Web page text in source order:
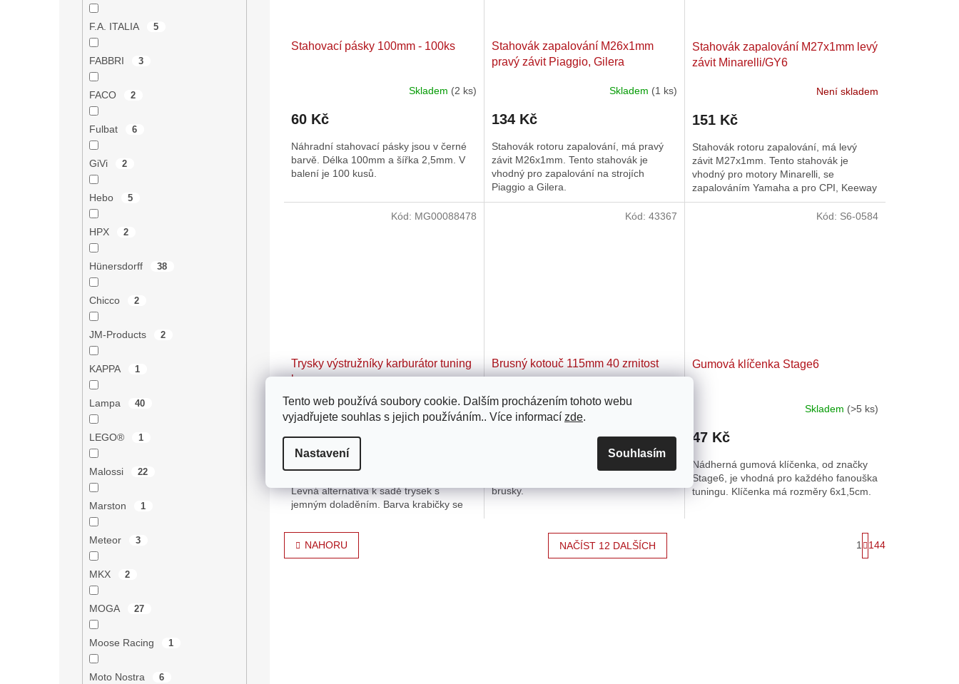
Tento web používá soubory cookie. Dalším procházením tohoto webu
vyjadřujete souhlas s jejich používáním.. Více informací zde.
Nastavení Souhlasím
F.A. ITALIA 5
FABBRI 3
FACO 2
Fulbat 6
GiVi 2
Hebo 5
HPX 2
Hünersdorff 38
Chicco 2
JM-Products 2
KAPPA 1
Lampa 40
LEGO® 1
Malossi 22
Marston 1
Meteor 3
MKX 2
MOGA 27
Moose Racing 1
Moto Nostra 6
Stahovací pásky 100mm - 100ks
Skladem (2 ks)
60 Kč
Náhradní stahovací pásky jsou v černé
barvě. Délka 100mm a šířka 2,5mm. V
balení je 100 kusů.
Stahovák zapalování M26x1mm
pravý závit Piaggio, Gilera
produktu
4,0
z
5
hvězdiček.
Skladem (1 ks)
134 Kč
Stahovák rotoru zapalování, má pravý
závit M26x1mm. Tento stahovák je
vhodný pro zapalování na strojích
Piaggio a Gilera.
Stahovák zapalování M27x1mm levý
závit Minarelli/GY6
Není skladem
151 Kč
Stahovák rotoru zapalování, má levý
závit M27x1mm. Tento stahovák je
vhodný pro motory Minarelli, se
zapalováním Yamaha a pro CPI, Keeway
a další čínské 2T repliky motoru...
Trysky výstružníky karburátor tuning
box
Skladem u dodavatele
159 Kč
Levná alternativa k sadě trysek s
jemným doladěním. Barva krabičky se
Kód: MG00088478
Brusný kotouč 115mm 40 zrnitost
Není skladem
brusky.
Kód: 43367
Gumová klíčenka Stage6
Skladem (>5 ks)
47 Kč
Nádherná gumová klíčenka, od značky
Stage6, je vhodná pro každého fanouška
tuningu. Klíčenka má rozměry 6x1,5cm.
Kód: S6-0584
NAČÍST 12 DALŠÍCH
t
1 144
NAHORU